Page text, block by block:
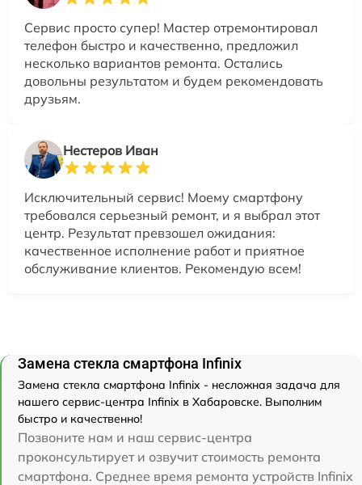
Сервис просто супер! Мастер отремонтировал
телефон быстро и качественно, предложил
несколько вариантов ремонта. Остались
довольны результатом и будем рекомендовать
друзьям.
Нестеров Иван
Исключительный сервис! Моему смартфону
требовался серьезный ремонт, и я выбрал этот
центр. Результат превзошел ожидания:
качественное исполнение работ и приятное
обслуживание клиентов. Рекомендую всем!
Замена стекла смартфона Infinix
Замена стекла смартфона Infinix - несложная задача для
нашего сервис-центра Infinix в Хабаровске. Выполним
быстро и качественно!
Позвоните нам и наш сервис-центра
проконсультирует и озвучит стоимость ремонта
смартфона. Среднее время ремонта устройств Infinix